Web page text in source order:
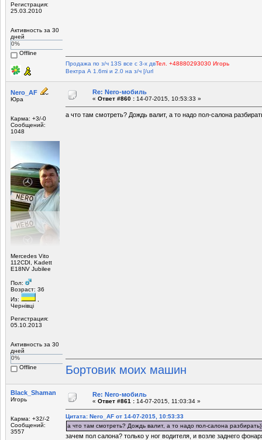
Регистрация:
25.03.2010
Активность за 30
дней
0%
Offline
Продажа по з/ч 13S все с 3-х двТел. +48880293030 Игорь
Вектра А 1.6mi и 2.0 на з/ч [/url
Nero_AF
Юра
Карма: +3/-0
Сообщений:
1048
Mercedes Vito
112CDI, Kadett
E18NV Jubilee
Пол:
Возраст: 36
Из:
Чернівці
Регистрация:
05.10.2013
Активность за 30
дней
0%
Offline
Re: Nero-мобиль
« Ответ #860 : 14-07-2015, 10:53:33 »
а что там смотреть? Дождь валит, а то надо пол-салона
Бортовик моих машин
Black_Shaman
Игорь
Карма: +32/-2
Сообщений:
3557
Re: Nero-мобиль
« Ответ #861 : 14-07-2015, 11:03:34 »
Цитата: Nero_AF от 14-07-2015, 10:53:33
а что там смотреть? Дождь валит, а то надо пол-салона
зачем пол салона? только у ног водителя, и возле заднего